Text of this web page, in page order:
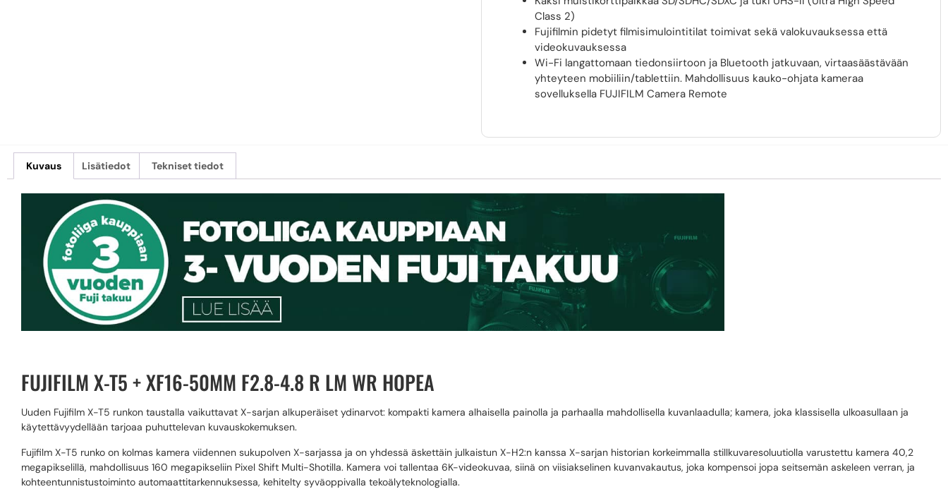
Class 2)
Fujifilmin pidetyt filmisimulointitilat toimivat sekä valokuvauksessa että
videokuvauksessa
Wi-Fi langattomaan tiedonsiirtoon ja Bluetooth jatkuvaan, virtaasäästävään
yhteyteen mobiiliin/tablettiin. Mahdollisuus kauko-ohjata kameraa
sovelluksella FUJIFILM Camera Remote
Kuvaus Lisätiedot Tekniset tiedot
FUJIFILM X-T5 + XF16-50MM F2.8-4.8 R LM WR HOPEA
Uuden Fujifilm X-T5 runkon taustalla vaikuttavat X-sarjan alkuperäiset ydinarvot: kompakti kamera alhaisella painolla ja parhaalla mahdollisella kuvanlaadulla; kamera, joka klassisella ulkoasullaan ja
käytettävyydellään tarjoaa puhuttelevan kuvauskokemuksen.
Fujifilm X-T5 runko on kolmas kamera viidennen sukupolven X-sarjassa ja on yhdessä äskettäin julkaistun X-H2:n kanssa X-sarjan historian korkeimmalla stillkuvaresoluutiolla varustettu kamera 40,2
megapikselillä, mahdollisuus 160 megapikseliin Pixel Shift Multi-Shotilla. Kamera voi tallentaa 6K-videokuvaa, siinä on viisiakselinen kuvanvakautus, joka kompensoi jopa seitsemän askeleen verran, ja
kohteentunnistustoiminto automaattitarkennuksessa, kehitelty syväoppivalla tekoälyteknologialla.